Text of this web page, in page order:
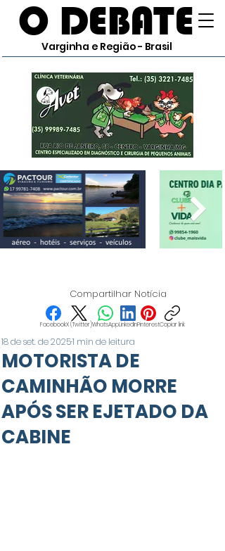
O DEBATE
Varginha e Região - Brasil
Compartilhar Notícia
FacebookX (Twitter)WhatsAppLinkedInPinterestCopiar link
MOTORISTA DE
CAMINHÃO MORRE
APÓS SER EJETADO DA
CABINE
18 de set. de 20251 min de leitura